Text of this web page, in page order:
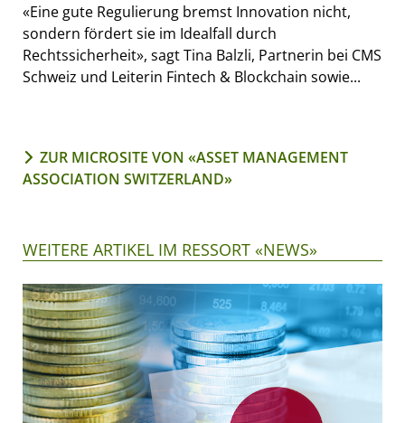
«Eine gute Regulierung bremst Innovation nicht,
sondern fördert sie im Idealfall durch
Rechtssicherheit», sagt Tina Balzli, Partnerin bei CMS
Schweiz und Leiterin Fintech & Blockchain sowie...
ZUR MICROSITE VON «ASSET MANAGEMENT
ASSOCIATION SWITZERLAND»
WEITERE ARTIKEL IM RESSORT «NEWS»